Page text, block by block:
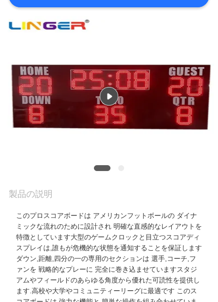
品
理
私
達
絡
製品の説明
このプロスコアボードは アメリカンフットボールの ダイナ
ミックな流れのために設計され 明確な直感的なレイアウトを
特徴としています大型のゲームクロックと目立つスコアディ
スプレイは,誰もが危機的な状態を通知することを保証します
ダウン,距離,四分の一の専用のセクションは 選手,コーチ,フ
ァンを 戦略的なプレーに 完全に巻き込ませていますスタジ
アムやフィールドのあらゆる角度から優れた可読性を提供し
ます.高校や大学やコミュニティーリーグに最適です このス